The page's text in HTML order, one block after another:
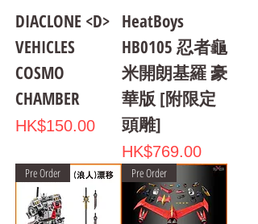
DIACLONE <D>
VEHICLES
COSMO
CHAMBER
Price
HK$150.00
HeatBoys
HB0105 忍者龜
米開朗基羅 豪
華版 [附限定
頭雕]
Price
HK$769.00
Pre Order Pre Order